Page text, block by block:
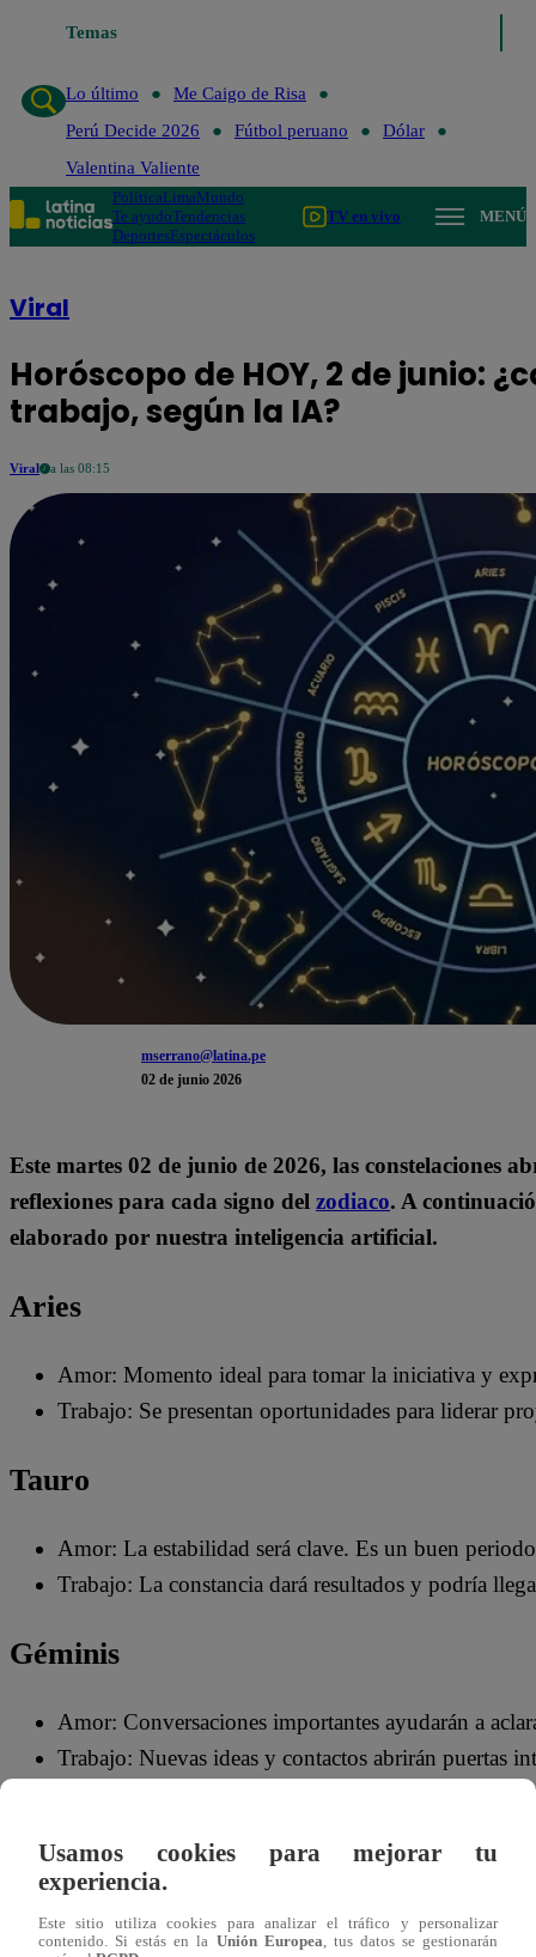
Temas
Lo último
Me Caigo de Risa
Perú Decide 2026
Fútbol peruano
Dólar
Valentina Valiente
PolíticaLimaMundo
Te ayudoTendencias
DeportesEspectáculos
TV en vivo MENÚ
Viral
Horóscopo de HOY, 2 de junio:
trabajo, según la IA?
Viral a las 08:15
mserrano@latina.pe
02 de junio 2026
Este martes 02 de junio de 2026, las constelaciones
reflexiones para cada signo del zodiaco. A
elaborado por nuestra inteligencia artificial.
Aries
Amor: Momento ideal para tomar la iniciativa y
Trabajo: Se presentan oportunidades para liderar
Tauro
Amor: La estabilidad será clave. Es un buen
Trabajo: La constancia dará resultados y podría
Géminis
Amor: Conversaciones importantes ayudarán a
Trabajo: Nuevas ideas y contactos abrirán puertas
Amor: La sensibilidad estará a flor de piel. Tiempo
Trabajo: Será necesario mantener el enfoque para
Usamos cookies para mejorar tu
experiencia.
Este sitio utiliza cookies para analizar el tráfico y personalizar
contenido. Si estás en la Unión Europea , tus datos se gestionarán